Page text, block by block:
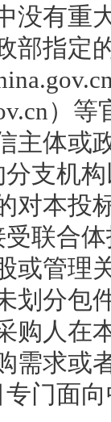
没有重
部指定
）
主体或
支机
对本投
联合
或管理
划分包
购人在
需求或
门面